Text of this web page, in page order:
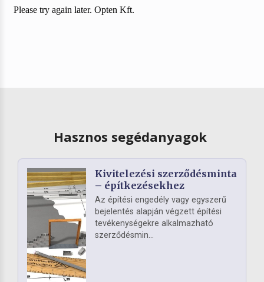
Hasznos segédanyagok
Kivitelezési szerződésminta
– építkezésekhez
Az építési engedély vagy egyszerű
bejelentés alapján végzett építési
tevékenységekre alkalmazható
szerződésmin...